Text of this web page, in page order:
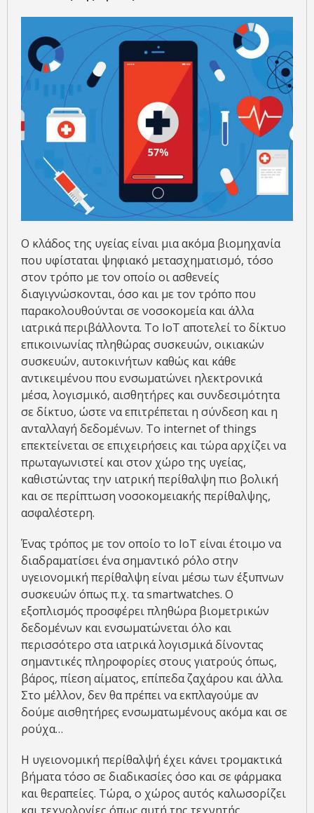
Ο κλάδος της υγείας είναι μια ακόμα βιομηχανία
που υφίσταται ψηφιακό μετασχηματισμό, τόσο
στον τρόπο με τον οποίο οι ασθενείς
διαγιγνώσκονται, όσο και με τον τρόπο που
παρακολουθούνται σε νοσοκομεία και άλλα
ιατρικά περιβάλλοντα. Το IoT αποτελεί το δίκτυο
επικοινωνίας πληθώρας συσκευών, οικιακών
συσκευών, αυτοκινήτων καθώς και κάθε
αντικειμένου που ενσωματώνει ηλεκτρονικά
μέσα, λογισμικό, αισθητήρες και συνδεσιμότητα
σε δίκτυο, ώστε να επιτρέπεται η σύνδεση και η
ανταλλαγή δεδομένων. Το internet of things
επεκτείνεται σε επιχειρήσεις και τώρα αρχίζει να
πρωταγωνιστεί και στον χώρο της υγείας,
καθιστώντας την ιατρική περίθαλψη πιο βολική
και σε περίπτωση νοσοκομειακής περίθαλψης,
ασφαλέστερη.
Ένας τρόπος με τον οποίο το IoT είναι έτοιμο να
διαδραματίσει ένα σημαντικό ρόλο στην
υγειονομική περίθαλψη είναι μέσω των έξυπνων
συσκευών όπως π.χ. τα smartwatches. Ο
εξοπλισμός προσφέρει πληθώρα βιομετρικών
δεδομένων και ενσωματώνεται όλο και
περισσότερο στα ιατρικά λογισμικά δίνοντας
σημαντικές πληροφορίες στους γιατρούς όπως,
βάρος, πίεση αίματος, επίπεδα ζαχάρου και άλλα.
Στο μέλλον, δεν θα πρέπει να εκπλαγούμε αν
δούμε αισθητήρες ενσωματωμένους ακόμα και σε
ρούχα…
Η υγειονομική περίθαλψή έχει κάνει τρομακτικά
βήματα τόσο σε διαδικασίες όσο και σε φάρμακα
και θεραπείες. Τώρα, ο χώρος αυτός καλωσορίζει